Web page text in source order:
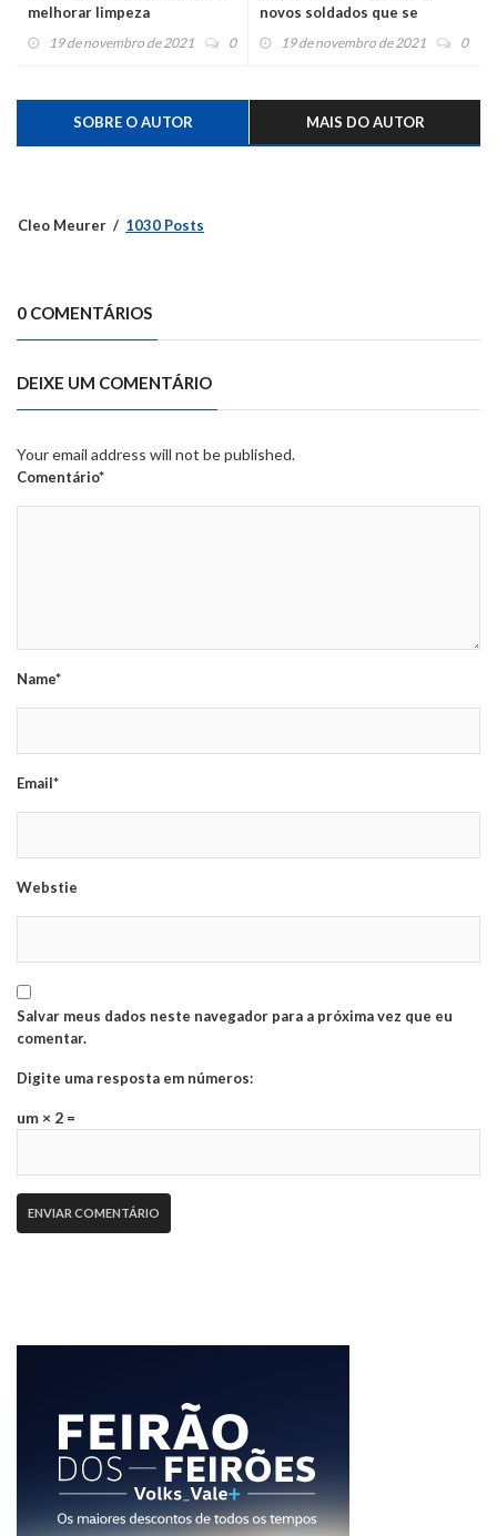
melhorar limpeza
19 de novembro de 2021 0
novos soldados que se
formaram ontem
19 de novembro de 2021 0
SOBRE O AUTOR MAIS DO AUTOR
Cleo Meurer 1030 Posts
0 COMENTÁRIOS
DEIXE UM COMENTÁRIO
Your email address will not be published.
Comentário*
Name*
Email*
Webstie
Salvar meus dados neste navegador para a próxima vez que eu
comentar.
Digite uma resposta em números:
um × 2 =